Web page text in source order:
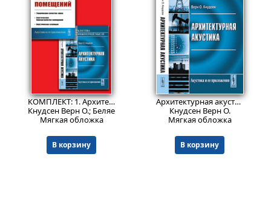
1559₽
КОМПЛЕКТ: 1. Архитектурная акустика. 2. Акустика помещений
Кнудсен Верн О.; Беляев С.В.
Мягкая обложка
В корзину
1156
Архитектурная акустика. Пер. с англ.
Кнудсен Верн О.
Мягкая обложка
В корзину